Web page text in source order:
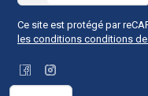
Ce site est protégé par
les conditions conditions
FacebookInstagram